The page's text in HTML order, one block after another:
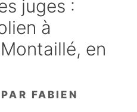
juges :
à
en
PAR FABIEN